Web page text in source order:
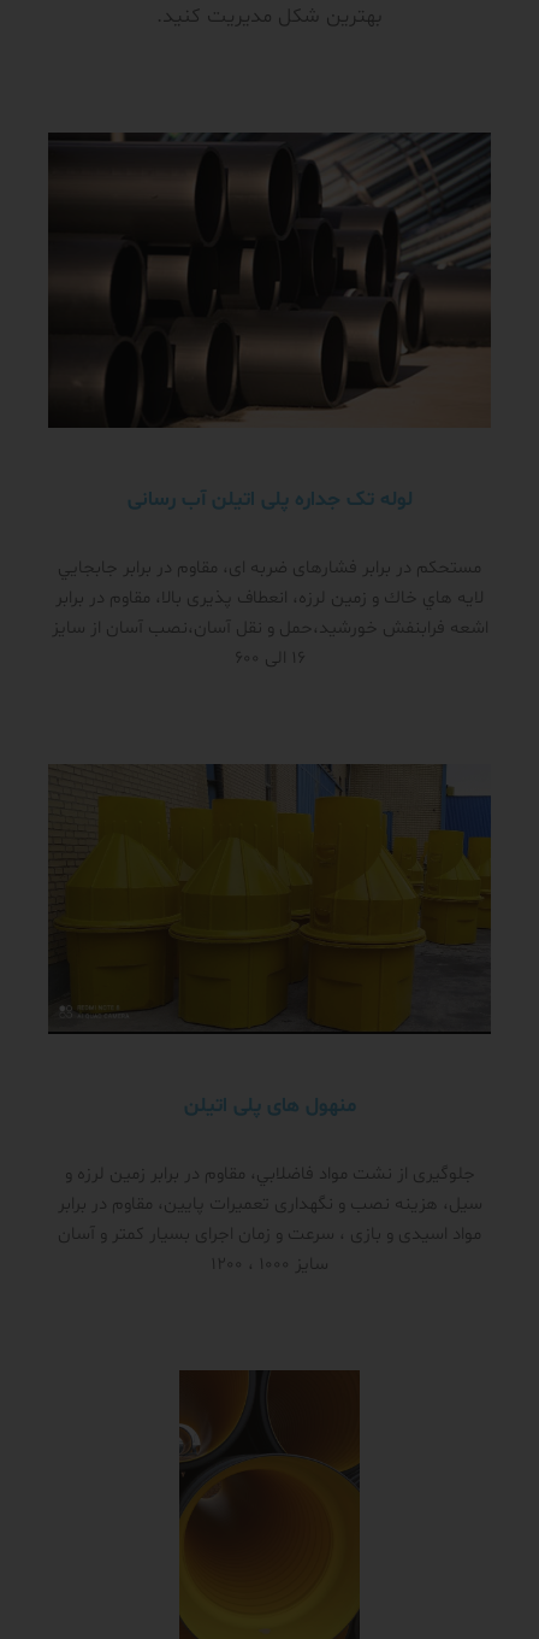
بهترین شکل مدیریت کنید.
لوله تک جداره پلی اتیلن آب رسانی
مستحکم در برابر فشار‌های ضربه ای، مقاوم در برابر جابجايي
لايه هاي خاك و زمين لرزه، انعطاف پذیری بالا، مقاوم در برابر
اشعه فرابنفش خورشید،حمل و نقل آسان،نصب آسان از سایز
16 الی 600
منهول های پلی اتیلن
جلوگیری از نشت مواد فاضلابي، مقاوم در برابر زمین لرزه و
سیل، هزینه نصب و نگهداری تعمیرات پایین، مقاوم در برابر
مواد اسیدی و بازی ، سرعت و زمان اجرای بسیار کمتر و آسان
سایز 1000 ، 1200